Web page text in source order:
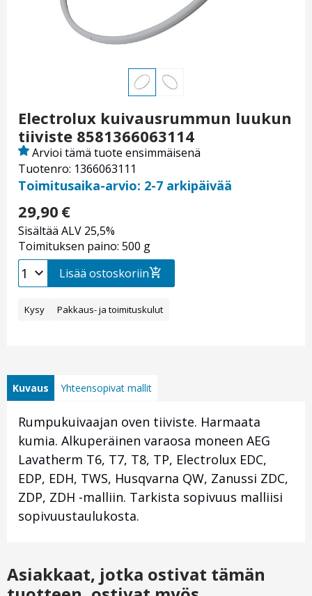
Electrolux kuivausrummun luukun
tiiviste 8581366063114
Tuotenro: 1366063111
Arvioi tämä tuote ensimmäisenä
Toimitusaika-arvio: 2-7 arkipäivää
29,90 €
Sisältää ALV 25,5%
Toimituksen paino: 500 g
Lisää ostoskoriin
Kysy Pakkaus- ja toimituskulut
Kuvaus Yhteensopivat mallit
Rumpukuivaajan oven tiiviste. Harmaata
kumia. Alkuperäinen varaosa moneen AEG
Lavatherm T6, T7, T8, TP, Electrolux EDC,
EDP, EDH, TWS, Husqvarna QW, Zanussi ZDC,
ZDP, ZDH -malliin. Tarkista sopivuus malliisi
sopivuustaulukosta.
Asiakkaat, jotka ostivat tämän